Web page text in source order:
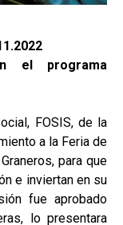
el programa
FOSIS, de la
a la Feria de
para que
e inviertan en su
fue aprobado
lo presentara